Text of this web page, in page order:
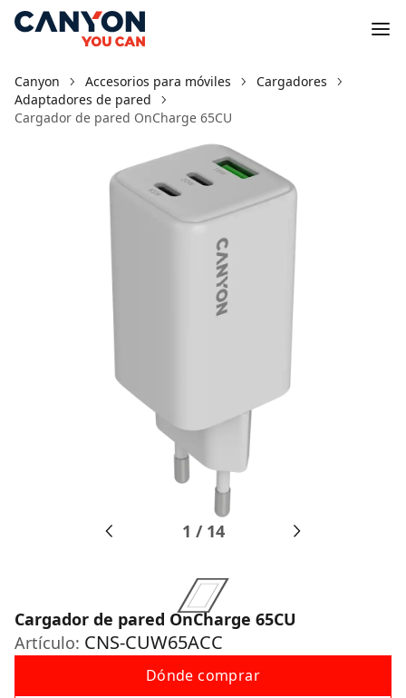
Canyon Accesorios para móviles
Cargadores
Adaptadores de pared
Cargador de pared OnCharge 65CU
1 / 14
Cargador de pared OnCharge 65CU
Artículo: CNS-CUW65ACC
Dónde comprar